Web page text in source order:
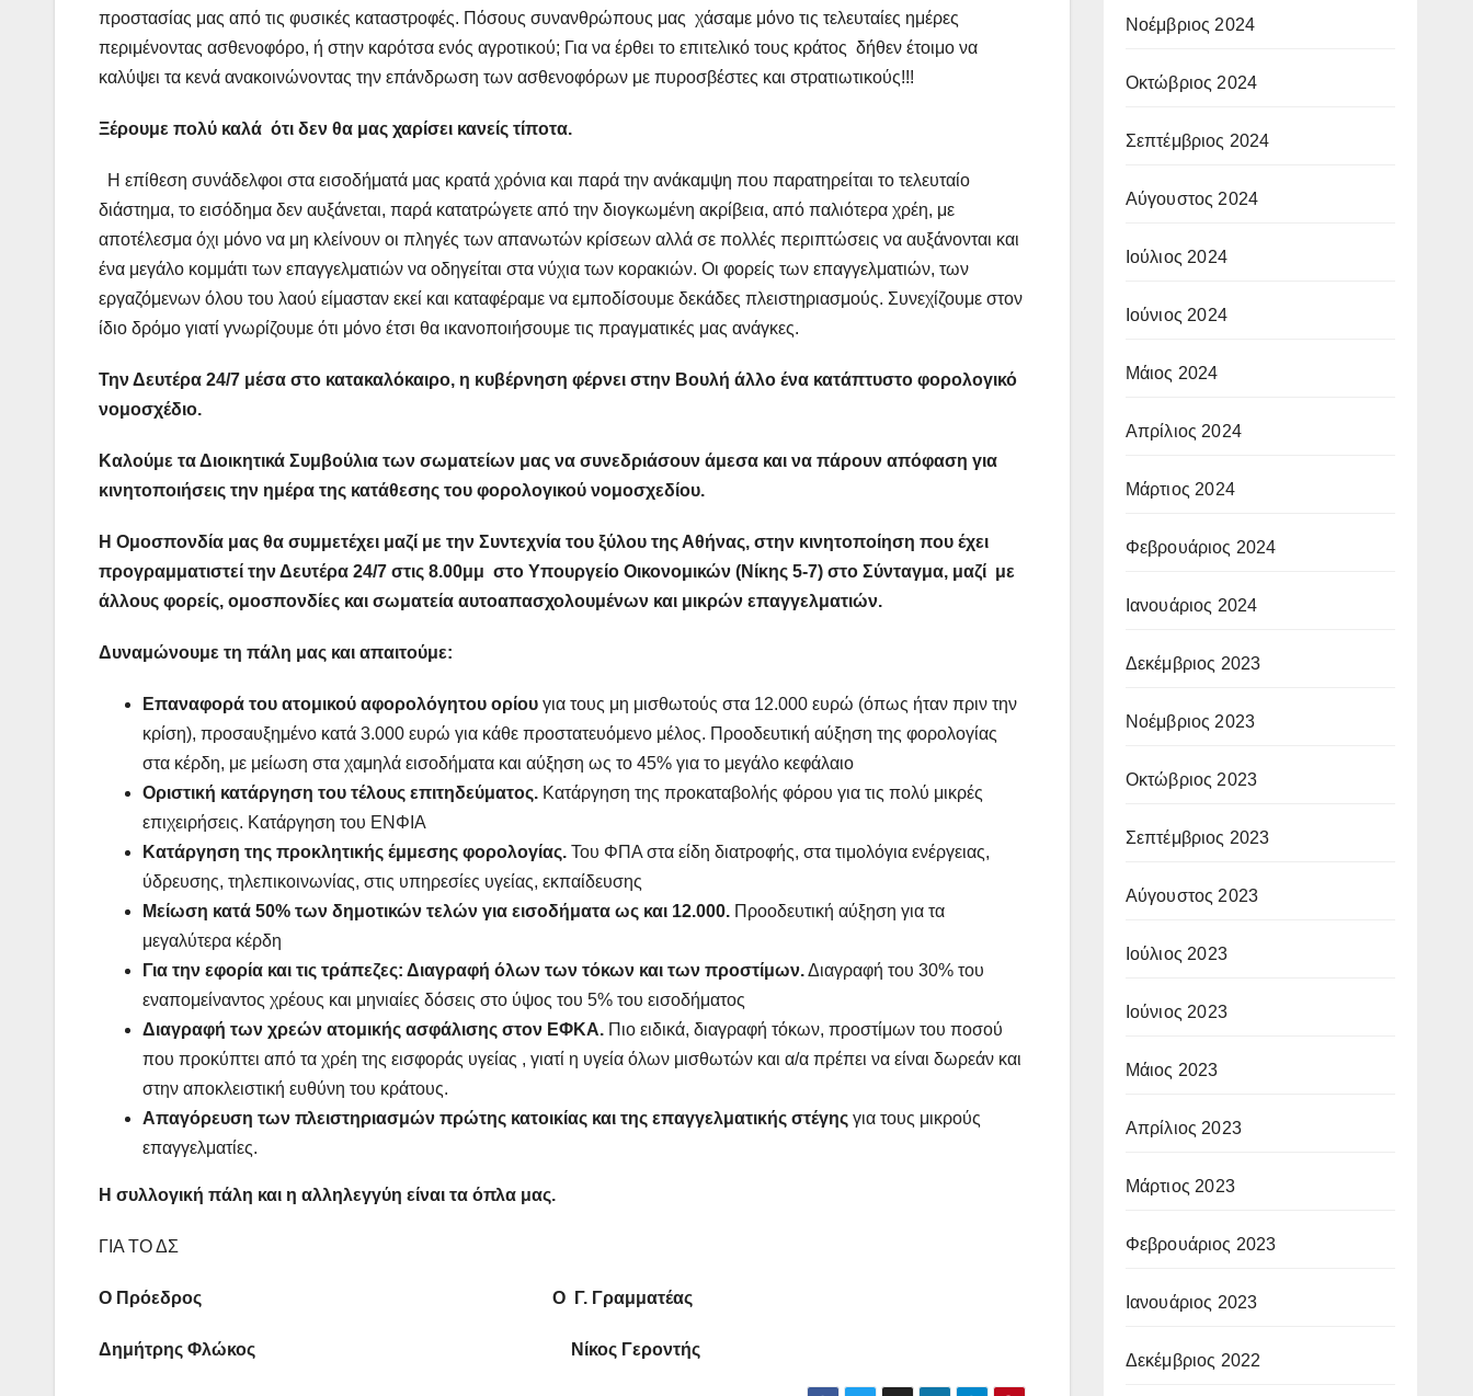
προστασίας μας από τις φυσικές καταστροφές. Πόσους συνανθρώπους μας χάσαμε μόνο τις τελευταίες ημέρες
περιμένοντας ασθενοφόρο, ή στην καρότσα ενός αγροτικού; Για να έρθει το επιτελικό τους κράτος δήθεν έτοιμο να
καλύψει τα κενά ανακοινώνοντας την επάνδρωση των ασθενοφόρων με πυροσβέστες και στρατιωτικούς!!!
Ξέρουμε πολύ καλά ότι δεν θα μας χαρίσει κανείς τίποτα.
Η επίθεση συνάδελφοι στα εισοδήματά μας κρατά χρόνια και παρά την ανάκαμψη που παρατηρείται το τελευταίο
διάστημα, το εισόδημα δεν αυξάνεται, παρά κατατρώγετε από την διογκωμένη ακρίβεια, από παλιότερα χρέη, με
αποτέλεσμα όχι μόνο να μη κλείνουν οι πληγές των απανωτών κρίσεων αλλά σε πολλές περιπτώσεις να αυξάνονται και
ένα μεγάλο κομμάτι των επαγγελματιών να οδηγείται στα νύχια των κορακιών. Οι φορείς των επαγγελματιών, των
εργαζόμενων όλου του λαού είμασταν εκεί και καταφέραμε να εμποδίσουμε δεκάδες πλειστηριασμούς. Συνεχίζουμε στον
ίδιο δρόμο γιατί γνωρίζουμε ότι μόνο έτσι θα ικανοποιήσουμε τις πραγματικές μας ανάγκες.
Την Δευτέρα 24/7 μέσα στο κατακαλόκαιρο, η κυβέρνηση φέρνει στην Βουλή άλλο ένα κατάπτυστο φορολογικό
νομοσχέδιο.
Καλούμε τα Διοικητικά Συμβούλια των σωματείων μας να συνεδριάσουν άμεσα και να πάρουν απόφαση για
κινητοποιήσεις την ημέρα της κατάθεσης του φορολογικού νομοσχεδίου.
Η Ομοσπονδία μας θα συμμετέχει μαζί με την Συντεχνία του ξύλου της Αθήνας, στην κινητοποίηση που έχει
προγραμματιστεί την Δευτέρα 24/7 στις 8.00μμ στο Υπουργείο Οικονομικών (Νίκης 5-7) στο Σύνταγμα, μαζί με
άλλους φορείς, ομοσπονδίες και σωματεία αυτοαπασχολουμένων και μικρών επαγγελματιών.
Δυναμώνουμε τη πάλη μας και απαιτούμε:
Επαναφορά του ατομικού αφορολόγητου ορίου για τους μη μισθωτούς στα 12.000 ευρώ (όπως ήταν πριν την
κρίση), προσαυξημένο κατά 3.000 ευρώ για κάθε προστατευόμενο μέλος. Προοδευτική αύξηση της φορολογίας
στα κέρδη, με μείωση στα χαμηλά εισοδήματα και αύξηση ως το 45% για το μεγάλο κεφάλαιο
Οριστική κατάργηση του τέλους επιτηδεύματος. Κατάργηση της προκαταβολής φόρου για τις πολύ μικρές
επιχειρήσεις. Κατάργηση του ΕΝΦΙΑ
Κατάργηση της προκλητικής έμμεσης φορολογίας. Του ΦΠΑ στα είδη διατροφής, στα τιμολόγια ενέργειας,
ύδρευσης, τηλεπικοινωνίας, στις υπηρεσίες υγείας, εκπαίδευσης
Μείωση κατά 50% των δημοτικών τελών για εισοδήματα ως και 12.000. Προοδευτική αύξηση για τα
μεγαλύτερα κέρδη
Για την εφορία και τις τράπεζες: Διαγραφή όλων των τόκων και των προστίμων.Διαγραφή του 30% του
εναπομείναντος χρέους και μηνιαίες δόσεις στο ύψος του 5% του εισοδήματος
Διαγραφή των χρεών ατομικής ασφάλισης στον ΕΦΚΑ. Πιο ειδικά, διαγραφή τόκων, προστίμων του ποσού
που προκύπτει από τα χρέη της εισφοράς υγείας , γιατί η υγεία όλων μισθωτών και α/α πρέπει να είναι δωρεάν και
στην αποκλειστική ευθύνη του κράτους.
Απαγόρευση των πλειστηριασμών πρώτης κατοικίας και της επαγγελματικής στέγης για τους μικρούς
επαγγελματίες.
Η συλλογική πάλη και η αλληλεγγύη είναι τα όπλα μας.
ΓΙΑ ΤΟ ΔΣ
Ο Πρόεδρος Ο Γ. Γραμματέας
Δημήτρης Φλώκος Νίκος Γεροντής
Νοέμβριος 2024
Οκτώβριος 2024
Σεπτέμβριος 2024
Αύγουστος 2024
Ιούλιος 2024
Ιούνιος 2024
Μάιος 2024
Απρίλιος 2024
Μάρτιος 2024
Φεβρουάριος 2024
Ιανουάριος 2024
Δεκέμβριος 2023
Νοέμβριος 2023
Οκτώβριος 2023
Σεπτέμβριος 2023
Αύγουστος 2023
Ιούλιος 2023
Ιούνιος 2023
Μάιος 2023
Απρίλιος 2023
Μάρτιος 2023
Φεβρουάριος 2023
Ιανουάριος 2023
Δεκέμβριος 2022